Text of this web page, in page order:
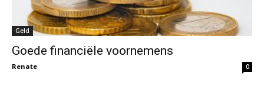
Geld
Goede financiële voornemens
Renate 0